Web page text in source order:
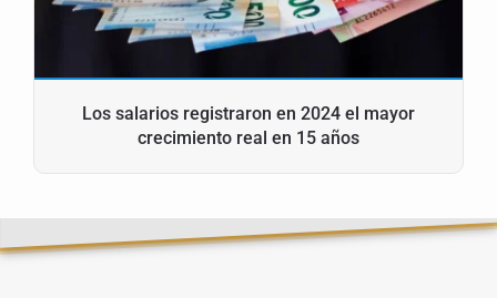
Los salarios registraron en 2024 el mayor
crecimiento real en 15 años